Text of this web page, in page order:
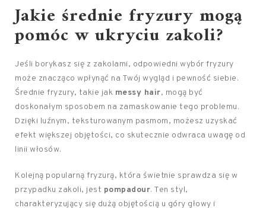
Jakie średnie fryzury mogą
pomóc w ukryciu zakoli?
Jeśli borykasz się z zakolami, odpowiedni wybór fryzury
może znacząco wpłynąć na Twój wygląd i pewność siebie.
Średnie fryzury, takie jak messy hair, mogą być
doskonałym sposobem na zamaskowanie tego problemu.
Dzięki luźnym, teksturowanym pasmom, możesz uzyskać
efekt większej objętości, co skutecznie odwraca uwagę od
linii włosów.
Kolejną popularną fryzurą, która świetnie sprawdza się w
przypadku zakoli, jest pompadour. Ten styl,
charakteryzujący się dużą objętością u góry głowy i